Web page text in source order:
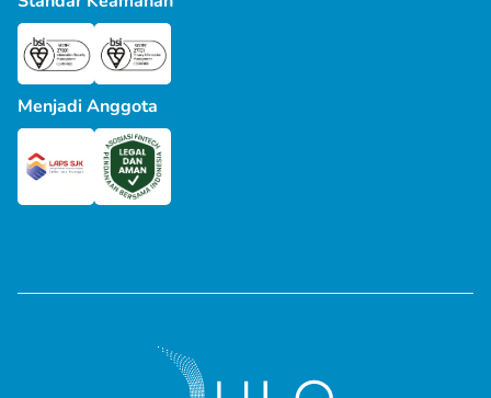
Menjadi Anggota